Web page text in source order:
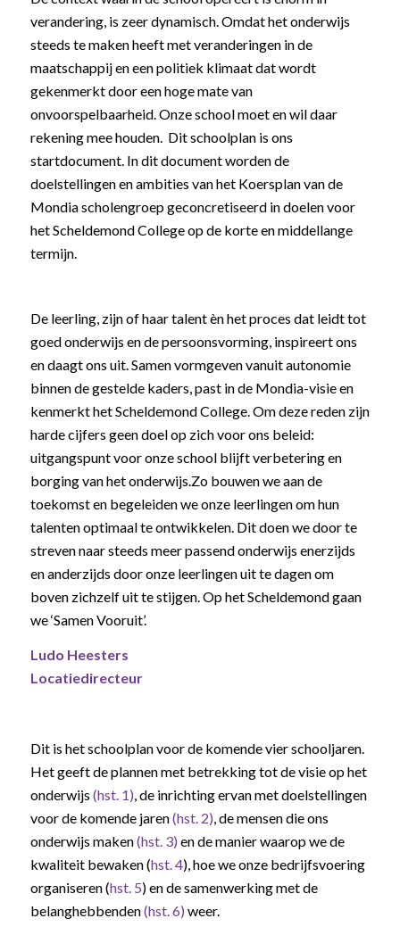
verandering, is zeer dynamisch. Omdat het onderwijs
steeds te maken heeft met veranderingen in de
maatschappij en een politiek klimaat dat wordt
gekenmerkt door een hoge mate van
onvoorspelbaarheid. Onze school moet en wil daar
rekening mee houden. Dit schoolplan is ons
startdocument. In dit document worden de
doelstellingen en ambities van het Koersplan van de
Mondia scholengroep geconcretiseerd in doelen voor
het Scheldemond College op de korte en middellange
termijn.
De leerling, zijn of haar talent èn het proces dat leidt tot
goed onderwijs en de persoonsvorming, inspireert ons
en daagt ons uit. Samen vormgeven vanuit autonomie
binnen de gestelde kaders, past in de Mondia-visie en
kenmerkt het Scheldemond College. Om deze reden zijn
harde cijfers geen doel op zich voor ons beleid:
uitgangspunt voor onze school blijft verbetering en
borging van het onderwijs.Zo bouwen we aan de
toekomst en begeleiden we onze leerlingen om hun
talenten optimaal te ontwikkelen. Dit doen we door te
streven naar steeds meer passend onderwijs enerzijds
en anderzijds door onze leerlingen uit te dagen om
boven zichzelf uit te stijgen. Op het Scheldemond gaan
we ‘Samen Vooruit’.
Ludo Heesters
Locatiedirecteur
Dit is het schoolplan voor de komende vier schooljaren.
Het geeft de plannen met betrekking tot de visie op het
onderwijs (hst. 1) , de inrichting ervan met doelstellingen
voor de komende jaren(hst. 2) , de mensen die ons
onderwijs maken(hst. 3) en de manier waarop we de
kwaliteit bewaken (hst. 4), hoe we onze bedrijfsvoering
organiseren (hst. 5) en de samenwerking met de
belanghebbenden(hst. 6) weer.